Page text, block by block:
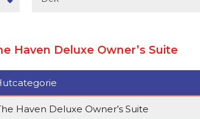
Haven Deluxe Owner’s Suite
Haven Deluxe Owner’s Suite